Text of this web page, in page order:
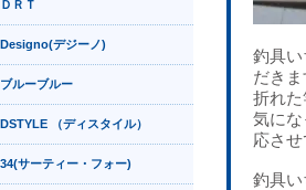
釣具
だきま
折れた
気に
応させ
釣具い
ＤＲＴ
Designo(デジーノ)
ブルーブルー
DSTYLE （ディスタイル）
34(サーティー・フォー)